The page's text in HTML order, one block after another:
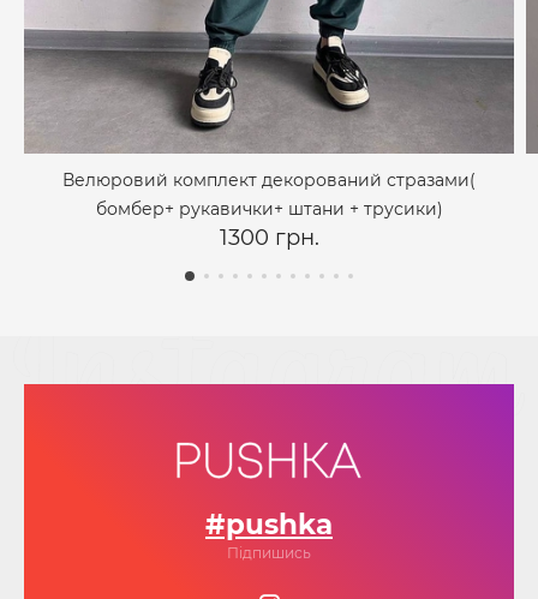
Велюровий комплект декорований стразами(
бомбер+ рукавички+ штани + трусики)
1300 грн.
#pushka
Підпишись